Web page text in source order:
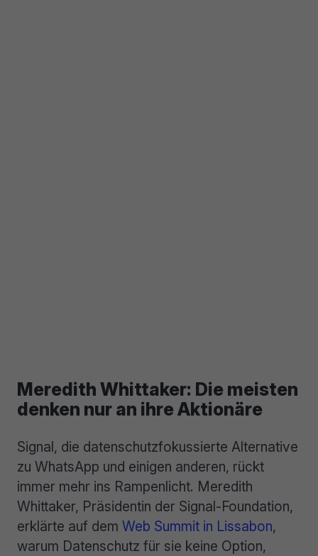
Meredith Whittaker: Die meisten
denken nur an ihre Aktionäre
Signal, die datenschutzfokussierte Alternative
zu WhatsApp und einigen anderen, rückt
immer mehr ins Rampenlicht. Meredith
Whittaker, Präsidentin der Signal-Foundation,
erklärte auf dem Web Summit in Lissabon,
warum Datenschutz für sie keine Option,